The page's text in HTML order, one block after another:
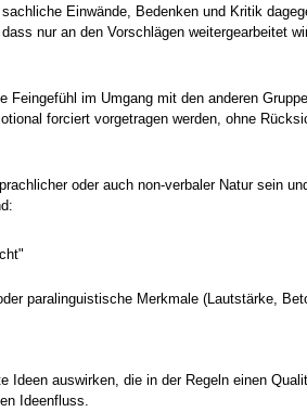
Einwände, Bedenken und Kritik
nur an den Vorschlägen weitergearbeitet
im Umgang mit den anderen
forciert vorgetragen werden, ohne
oder auch non-verbaler Natur sein
paralinguistische Merkmale (Lautstärke,
auswirken, die in der Regeln einen
Ideenfluss.